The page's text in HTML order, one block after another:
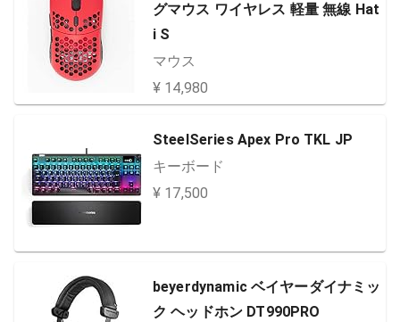
グマウス ワイヤレス 軽量 無線 Hat
i S
マウス
¥ 14,980
SteelSeries Apex Pro TKL JP
キーボード
¥ 17,500
beyerdynamic ベイヤーダイナミッ
ク ヘッドホン DT990PRO